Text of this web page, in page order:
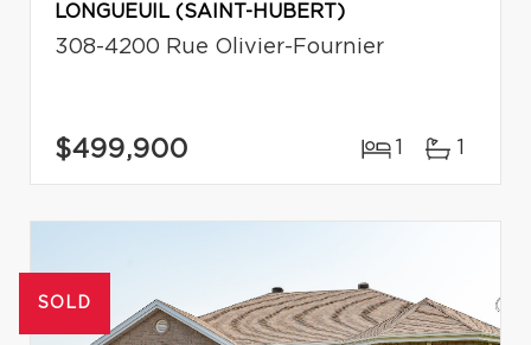
LONGUEUIL (SAINT-HUBERT)
308-4200 Rue Olivier-Fournier
$499,900 1 1
SOLD